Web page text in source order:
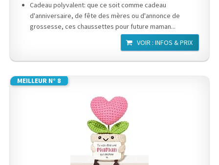
Cadeau polyvalent: que ce soit comme cadeau
d'anniversaire, de fête des mères ou d'annonce de
grossesse, ces chaussettes pour future maman...
VOIR : INFOS & PRIX
MEILLEUR N° 8